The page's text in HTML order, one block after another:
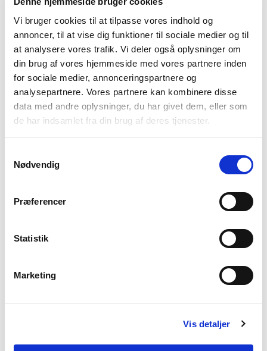
Vi bruger cookies til at tilpasse vores indhold og
annoncer, til at vise dig funktioner til sociale medier og til
at analysere vores trafik. Vi deler også oplysninger om
din brug af vores hjemmeside med vores partnere inden
for sociale medier, annonceringspartnere og
analysepartnere. Vores partnere kan kombinere disse
data med andre oplysninger, du har givet dem, eller som
de har indsamlet fra din brug af deres tjenester.
Nødvendig
Præferencer
Statistik
Marketing
Vis detaljer
De penge skal finansiere de indsatser, som politikerne
har besluttet at arbejde med de første fire år. Hvis
politikerne derefter vælger at gå videre og arbejde
med flere af styrelsernes 37 anbefalinger, skal de
beslutte afsætte flere penge. Det har de ikke aftalt
noget om endnu.
Vi mener, at det overordnet er en aftale med flere
for forbedring.
Vi mener, at det er positivt, at:
der var involveret i det arbejde og de anbefalinger, der
er kommet ud af det.